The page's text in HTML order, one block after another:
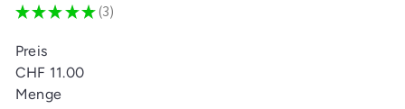
★ ★ ★ ★ ★ 3
3
Preis
Normaler
Preis
CHF 11.00
Menge